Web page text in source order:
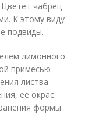
чабрец
К этому виду
подвиды.
лимонного
примесью
листва
ее окрас
формы